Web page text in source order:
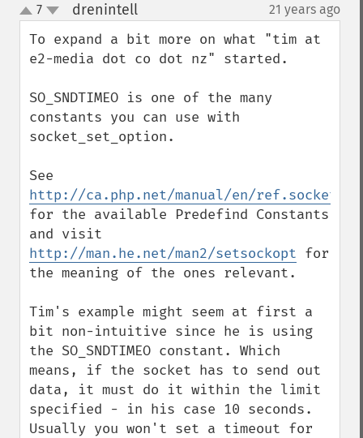
up
down
7 drenintell¶ 21 years ago
To expand a bit more on what "tim at
e2-media dot co dot nz" started.
SO_SNDTIMEO is one of the many
constants you can use with
socket_set_option.
http://ca.php.net/manual/en/
for the available Predefind Constants
http://man.he.net/man2/setsockopt for
the meaning of the ones relevant.
Tim's example might seem at first a
bit non-intuitive since he is using
the SO_SNDTIMEO constant. Which
means, if the socket has to send out
data, it must do it within the limit
specified - in his case 10 seconds.
Usually you won't set a timeout for